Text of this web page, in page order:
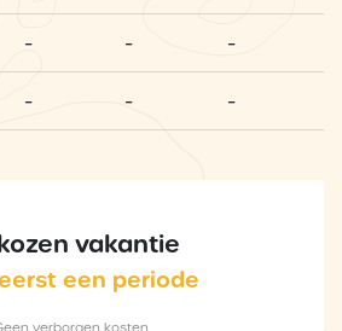
- - -
- - -
vakantie
een periode